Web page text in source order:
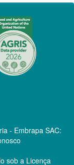
- Embrapa SAC:
sob a Licença